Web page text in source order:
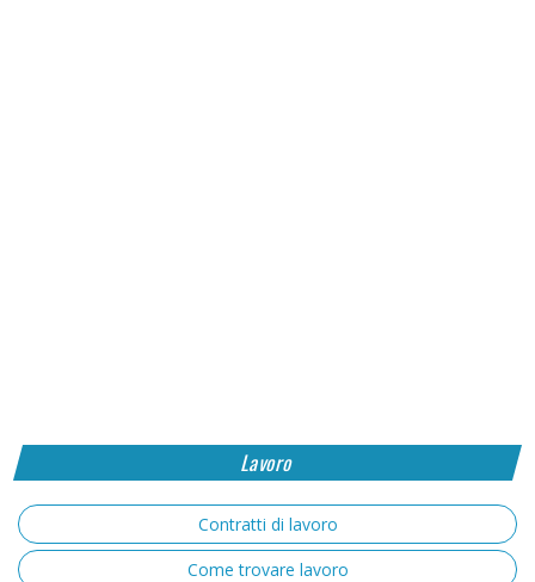
Lavoro
Contratti di lavoro
Come trovare lavoro